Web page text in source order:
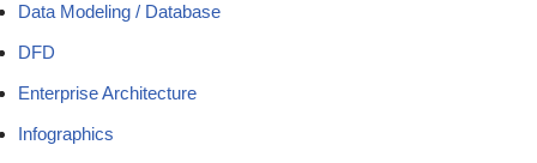
Data Modeling / Database
DFD
Enterprise Architecture
Infographics